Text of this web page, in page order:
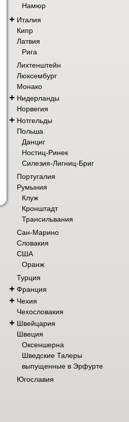
Намюр
+ Италия
Кипр
Латвия
Рига
Лихтенштейн
Люксембург
Монако
+ Нидерланды
Норвегия
+ Нотгельды
Польша
Данциг
Ностиц-Ринек
Силезия-Лигниц-Бриг
Португалия
Румыния
Клуж
Кронштадт
Трансильвания
Сан-Марино
Словакия
США
Оранж
Турция
+ Франция
+ Чехия
Чехословакия
+ Швейцария
Швеция
Оксеншерна
Шведские Талеры
выпущенные в Эрфурте
Югославия